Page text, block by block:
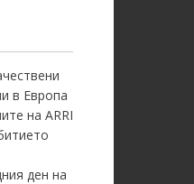
в Европа
на ARRI
ден на